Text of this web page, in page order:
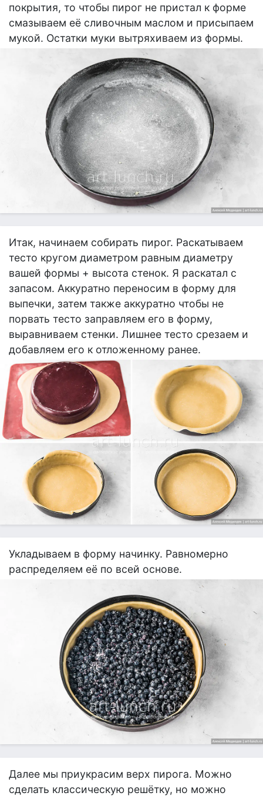
покрытия, то чтобы пирог не пристал к форме
смазываем её сливочным маслом и присыпаем
мукой. Остатки муки вытряхиваем из формы.
Итак, начинаем собирать пирог. Раскатываем
тесто кругом диаметром равным диаметру
вашей формы + высота стенок. Я раскатал с
запасом. Аккуратно переносим в форму для
выпечки, затем также аккуратно чтобы не
порвать тесто заправляем его в форму,
выравниваем стенки. Лишнее тесто срезаем и
добавляем его к отложенному ранее.
Укладываем в форму начинку. Равномерно
распределяем её по всей основе.
Далее мы приукрасим верх пирога. Можно
сделать классическую решётку, но можно